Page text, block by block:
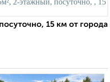
15 км от города